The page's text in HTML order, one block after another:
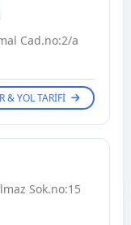
Cad.no:2/a
& YOL TARIFI
Sok.no:15